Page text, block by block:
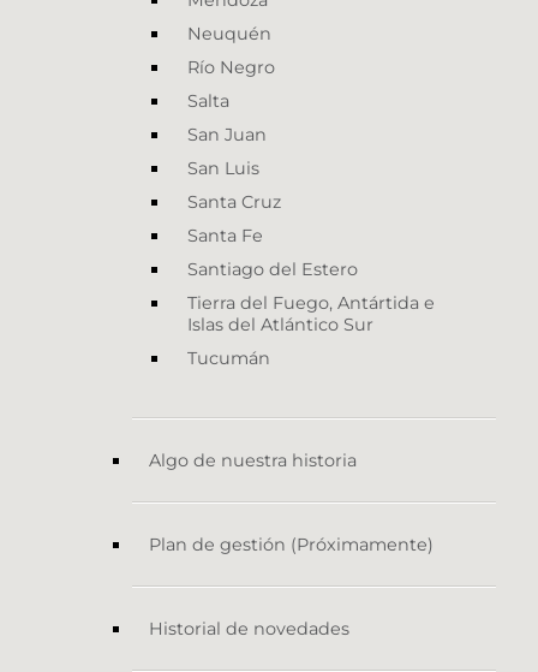
Neuquén
Río Negro
Salta
San Juan
San Luis
Santa Cruz
Santa Fe
Santiago del Estero
Tierra del Fuego, Antártida e
Islas del Atlántico Sur
Tucumán
Algo de nuestra historia
Plan de gestión (Próximamente)
Historial de novedades